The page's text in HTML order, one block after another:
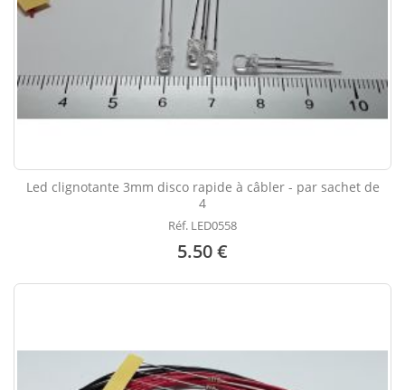
Led clignotante 3mm disco rapide à câbler - par sachet de
4
Réf. LED0558
5.50 €